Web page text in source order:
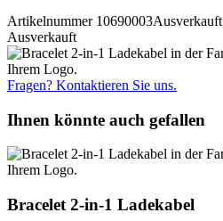
Artikelnummer 10690003Ausverkauft
Ausverkauft
Fragen? Kontaktieren Sie uns.
Ihnen könnte auch gefallen
Bracelet 2-in-1 Ladekabel